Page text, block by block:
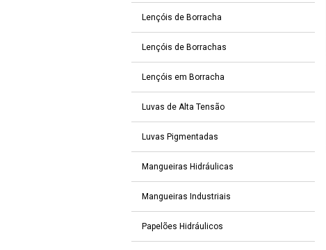
Lençóis de Borracha
Lençóis de Borrachas
Lençóis em Borracha
Luvas de Alta Tensão
Luvas Pigmentadas
Mangueiras Hidráulicas
Mangueiras Industriais
Papelões Hidráulicos